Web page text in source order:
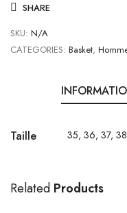
Vaporwaffle
Sacai
Black
SHARE
SKU: N/A
CATEGORIES: Basket,
Taille 35, 36, 37,
Related Products